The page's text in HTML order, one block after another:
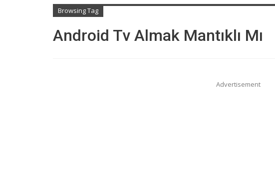
Browsing Tag
Android Tv Almak Mantıklı Mı
Advertisement